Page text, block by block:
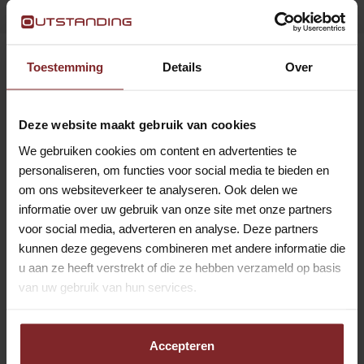
Toestemming Details Over
Deze website maakt gebruik van cookies
We gebruiken cookies om content en advertenties te
personaliseren, om functies voor social media te bieden en
om ons websiteverkeer te analyseren. Ook delen we
informatie over uw gebruik van onze site met onze partners
voor social media, adverteren en analyse. Deze partners
kunnen deze gegevens combineren met andere informatie die
u aan ze heeft verstrekt of die ze hebben verzameld op basis
van uw gebruik van hun services.
Accepteren
Recruiter. De juiste kandidaat